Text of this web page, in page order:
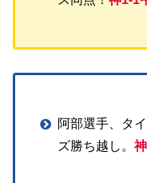
阿部選手、タ
ズ勝ち越し。